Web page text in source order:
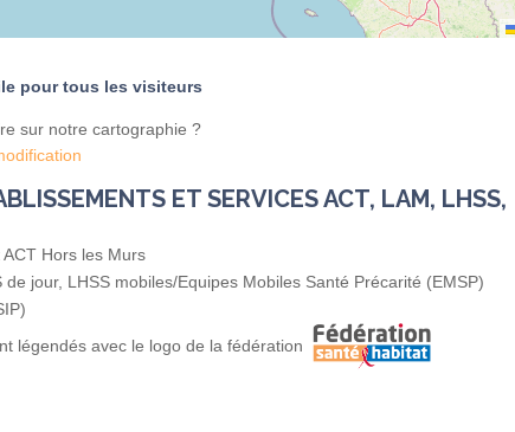
pour tous les visiteurs
sur notre cartographie ?
ET SERVICES ACT, LAM, LHSS,
Hors les Murs
jour, LHSS mobiles/Equipes Mobiles Santé Précarité (EMSP)
légendés avec le logo de la fédération